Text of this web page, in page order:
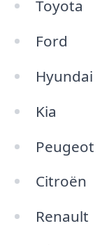
Toyota
Ford
Hyundai
Kia
Peugeot
Citroën
Renault